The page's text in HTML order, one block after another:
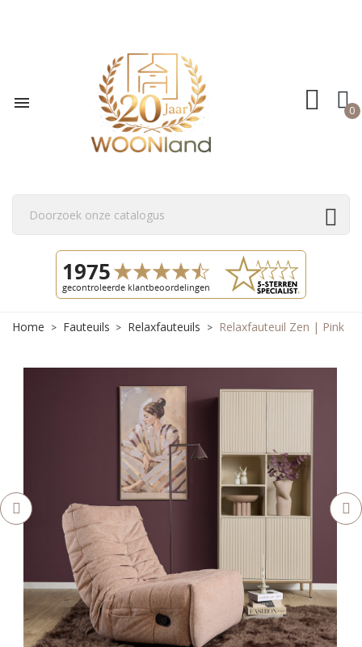
 0
Home Fauteuils Relaxfauteuils Relaxfauteuil Zen | Pink